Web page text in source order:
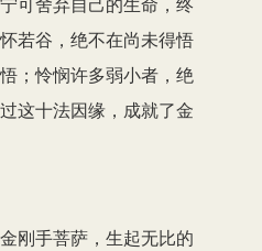
若谷，绝不在尚未得悟
；怜悯许多弱小者，绝
这十法因缘，成就了金
刚手菩萨，生起无比的